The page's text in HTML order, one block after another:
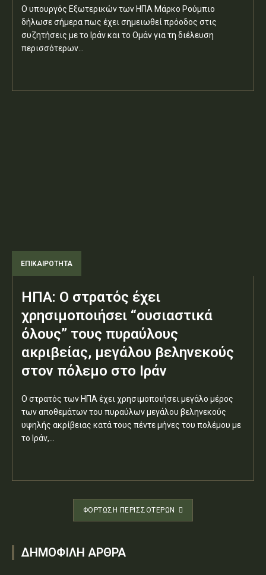
Ο υπουργός Εξωτερικών των ΗΠΑ Μάρκο Ρούμπιο
δήλωσε σήμερα πως έχει σημειωθεί πρόοδος στις
συζητήσεις με το Ιράν και το Ομάν για τη διέλευση
περισσότερων...
ΕΠΙΚΑΙΡΟΤΗΤΑ
ΗΠΑ: Ο στρατός έχει
χρησιμοποιήσει “ουσιαστικά
όλους” τους πυραύλους
ακριβείας, μεγάλου βεληνεκούς
στον πόλεμο στο Ιράν
Ο στρατός των ΗΠΑ έχει χρησιμοποιήσει μεγάλο μέρος
των αποθεμάτων του πυραύλων μεγάλου βεληνεκούς
υψηλής ακρίβειας κατά τους πέντε μήνες του πολέμου με
το Ιράν,...
ΦΌΡΤΩΣΗ ΠΕΡΙΣΣΟΤΈΡΩΝ
ΔΗΜΟΦΙΛΗ ΑΡΘΡΑ